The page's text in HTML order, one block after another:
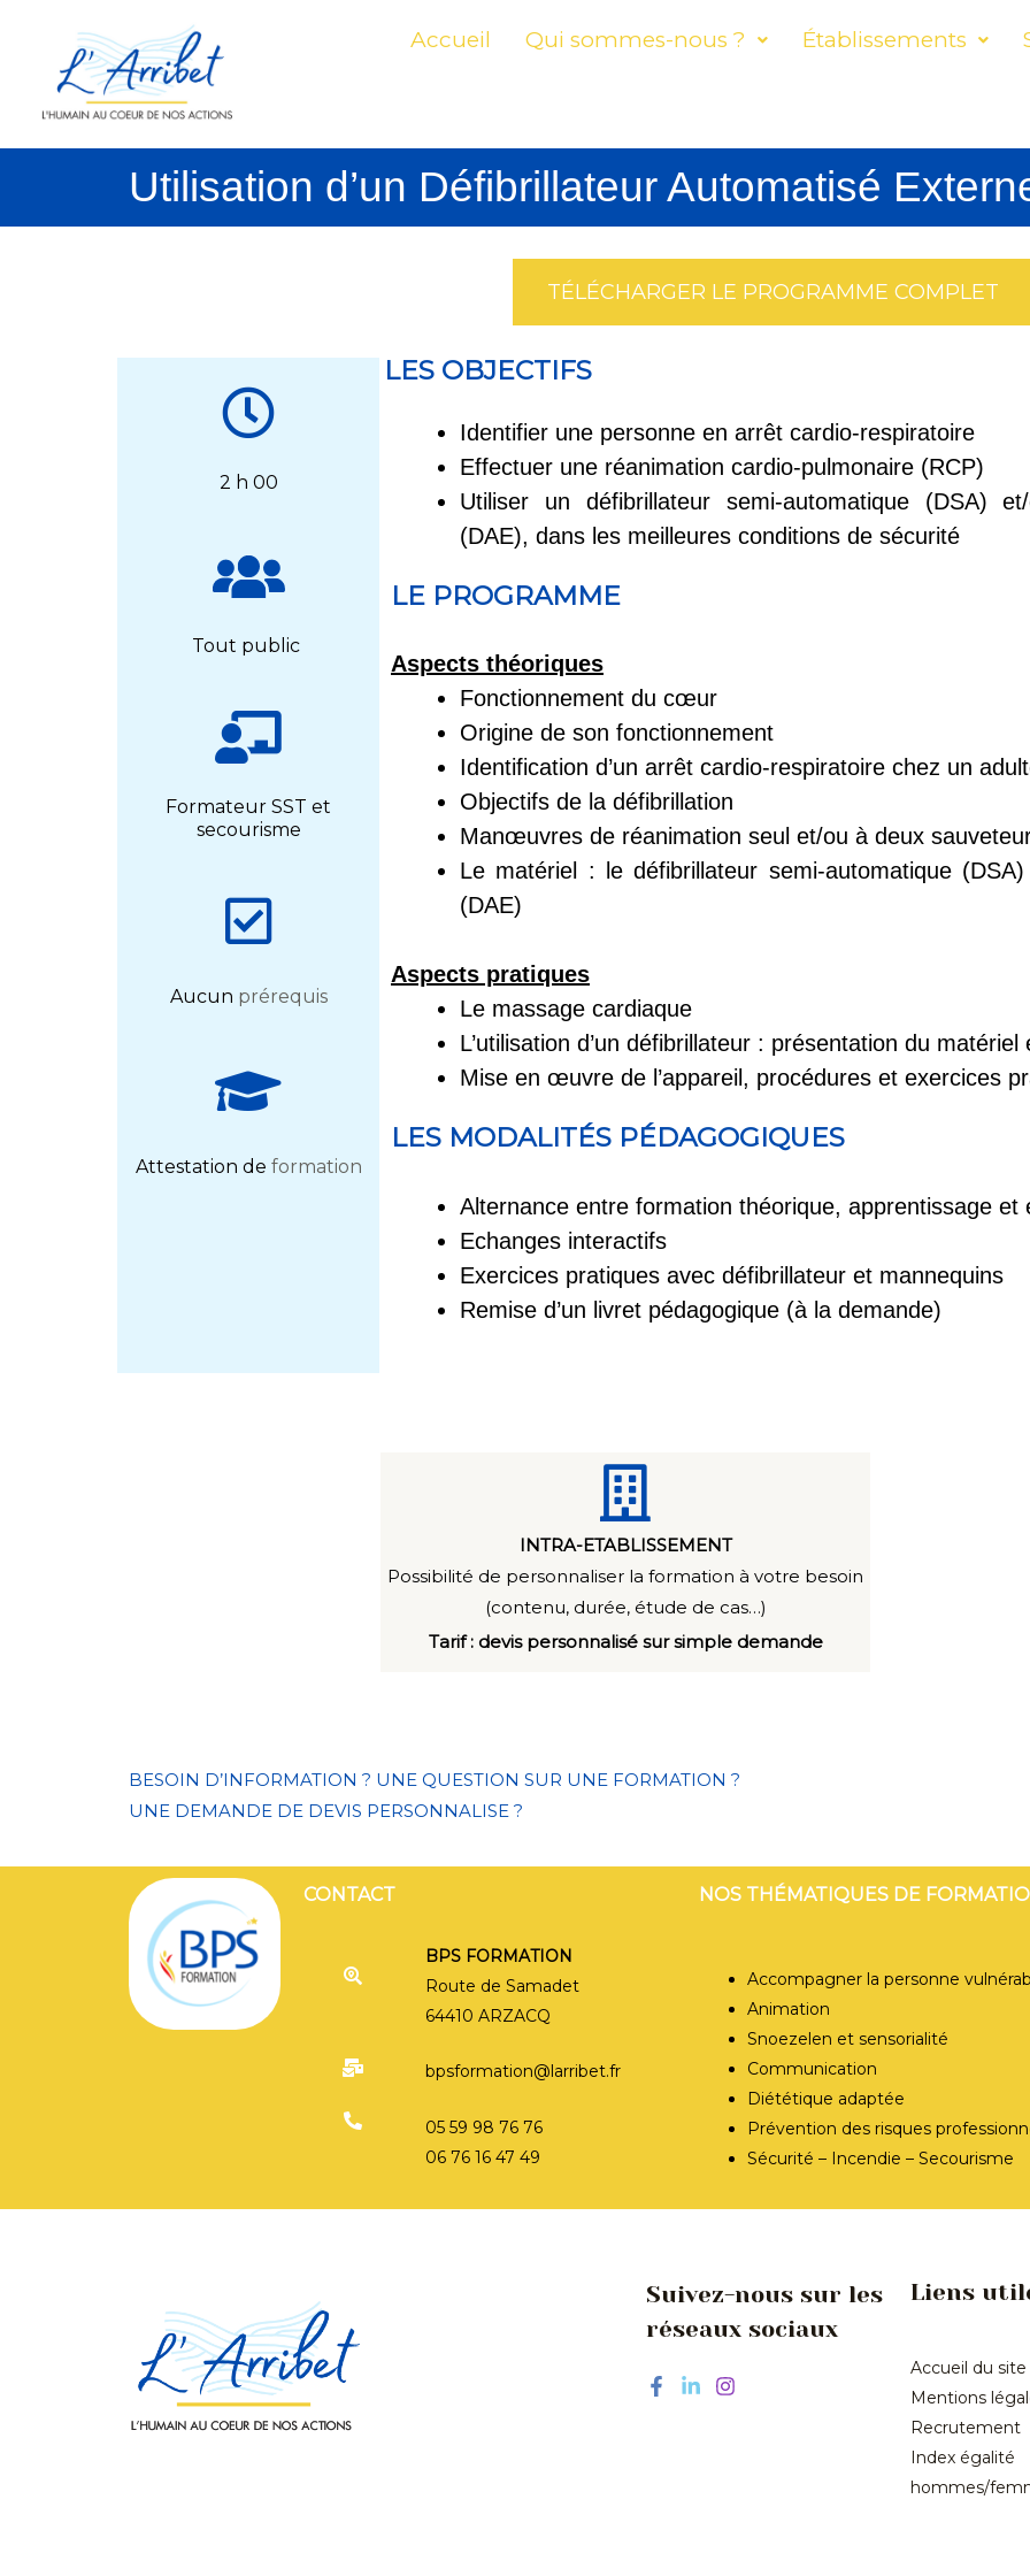
contenu
Accueil Qui sommes-nous ? Établissements
Utilisation d’un Défibrillateur Automatisé
TÉLÉCHARGER LE PROGRAMME COMPLET
2 h 00
Tout public
Formateur SST et
secourisme
Aucun prérequis
Attestation de formation
LES OBJECTIFS
Identifier une personne en arrêt cardio-respiratoire
Effectuer une réanimation cardio-pulmonaire (RCP)
Utiliser un défibrillateur semi-automatique (DSA)
(DAE), dans les meilleures conditions de sécurité
LE PROGRAMME
Aspects théoriques
Fonctionnement du cœur
Origine de son fonctionnement
Identification d’un arrêt cardio-respiratoire chez un
Objectifs de la défibrillation
Manœuvres de réanimation seul et/ou à deux
Le matériel : le défibrillateur semi-automatique
(DAE)
Aspects pratiques
Le massage cardiaque
L’utilisation d’un défibrillateur : présentation du
Mise en œuvre de l’appareil, procédures et exercices
LES MODALITÉS PÉDAGOGIQUES
Alternance entre formation théorique, apprentissage et
Echanges interactifs
Exercices pratiques avec défibrillateur et mannequins
Remise d’un livret pédagogique (à la demande)
INTRA-ETABLISSEMENT
Possibilité de personnaliser la formation à votre besoin
(contenu, durée, étude de cas…)
Tarif : devis personnalisé sur simple demande
BESOIN D’INFORMATION ? UNE QUESTION SUR UNE FORMATION ?
UNE DEMANDE DE DEVIS PERSONNALISE ?
CONTACT
BPS FORMATION
Route de Samadet
64410 ARZACQ
bpsformation@larribet.fr
05 59 98 76 76
06 76 16 47 49
NOS THÉMATIQUES DE
Accompagner la personne
Animation
Snoezelen et sensorialité
Communication
Diététique adaptée
Prévention des risques
Sécurité – Incendie – Secourisme
Suivez-nous sur les
réseaux sociaux
Liens
Accueil du site
Mentions
Recrutement
Index égalité
hommes/